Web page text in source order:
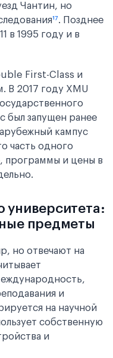
Чантин, но
¹⁷. Позднее
в 1995 году и в
First-Class и
2017 году XMU
был запущен ранее
кампус
часть одного
программы и цены в
университета:
предметы
но отвечают на
и
на научной
собственную
и